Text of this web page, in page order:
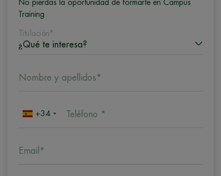
No pierdas la oportunidad de formarte en Campus
Training
Titulación*
Nombre y apellidos*
+34 Teléfono *
Email*